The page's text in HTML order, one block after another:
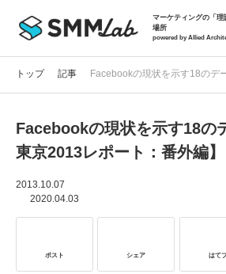
マーケティングの「理
場所
powered by Allied
記事一覧
トップ 記事 Facebookの現状を示す18のデ
Facebookの現状を示す18の
東京2013レポート：番外編】
2013.10.07
2020.04.03
ポスト シェア はて